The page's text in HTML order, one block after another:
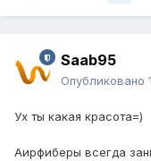
Saab95
Опубликовано
Ух ты какая красота=)
Аирфиберы всегда